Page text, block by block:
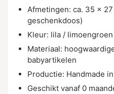
Afmetingen: ca. 35 ×
geschenkdoos)
Kleur: lila /
Materiaal:
babyartikelen
Productie: Handmade
Geschikt vanaf 0